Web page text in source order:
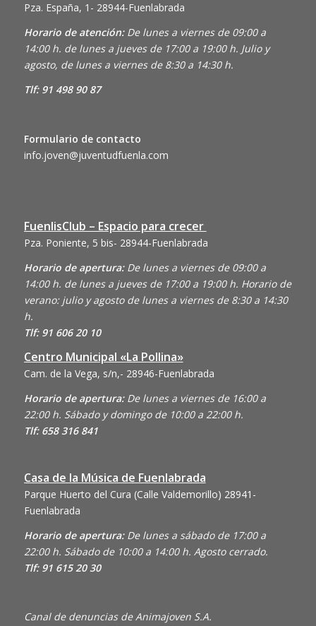
Pza. España, 1- 28944-Fuenlabrada
Horario de atención: De lunes a viernes de 09:00 a
14:00 h. de lunes a jueves de 17:00 a 19:00 h. Julio y
agosto, de lunes a viernes de 8:30 a 14:30 h.
Tlf: 91 498 90 87
Formulario de contacto
info.joven@juventudfuenla.com
FuenlisClub – Espacio para crecer
Pza. Poniente, 5 bis- 28944-Fuenlabrada
Horario de apertura:De lunes a viernes de 09:00 a
14:00 h. de lunes a jueves de 17:00 a 19:00 h. Horario de
verano: julio y agosto de lunes a viernes de 8:30 a 14:30
h.
Tlf: 91 606 20 10
Centro Municipal «La Pollina»
Cam. de la Vega, s/n,- 28946-Fuenlabrada
Horario de apertura: De lunes a viernes de 16:00 a
22:00 h. Sábado y domingo de 10:00 a 22:00 h.
Tlf: 658 316 841
Casa de la Música de Fuenlabrada
Parque Huerto del Cura (Calle Valdemorillo) 28941-
Fuenlabrada
Horario de apertura: De lunes a sábado de 17:00 a
22:00 h. Sábado de 10:00 a 14:00 h. Agosto cerrado.
Tlf: 91 615 20 30
Canal de denuncias de Animajoven S.A.